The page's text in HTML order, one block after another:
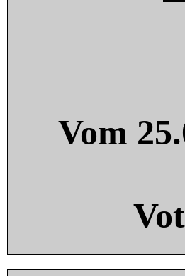
Vom